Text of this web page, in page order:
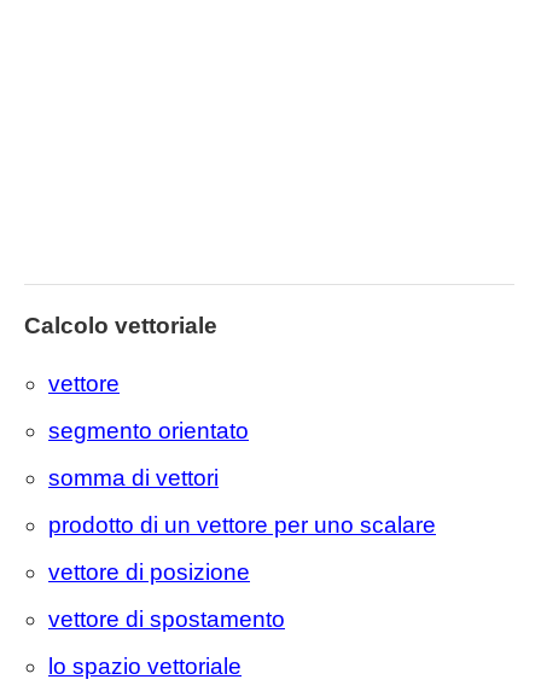
Calcolo vettoriale
vettore
segmento orientato
somma di vettori
prodotto di un vettore per uno scalare
vettore di posizione
vettore di spostamento
lo spazio vettoriale